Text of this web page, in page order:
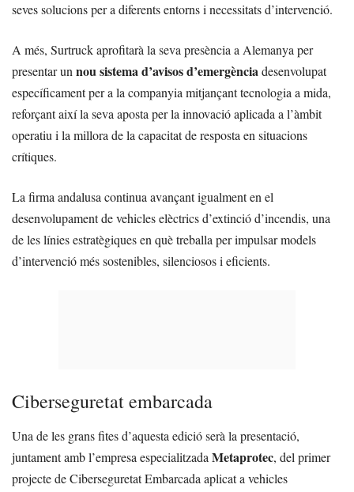
seves solucions per a diferents entorns i necessitats d’intervenció.
A més, Surtruck aprofitarà la seva presència a Alemanya per
presentar unnou sistema d’avisos d’emergènciadesenvolupat
específicament per a la companyia mitjançant tecnologia a mida,
reforçant així la seva aposta per la innovació aplicada a l’àmbit
operatiu i la millora de la capacitat de resposta en situacions
crítiques.
La firma andalusa continua avançant igualment en el
desenvolupament de vehicles elèctrics d’extinció d’incendis, una
de les línies estratègiques en què treballa per impulsar models
d’intervenció més sostenibles, silenciosos i eficients.
Ciberseguretat embarcada
Una de les grans fites d’aquesta edició serà la presentació,
juntament amb l’empresa especialitzadaMetaprotec, del primer
projecte de Ciberseguretat Embarcada aplicat a vehicles